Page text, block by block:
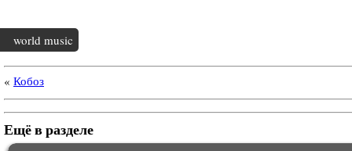
world music
« Кобоз
Ещё в разделе